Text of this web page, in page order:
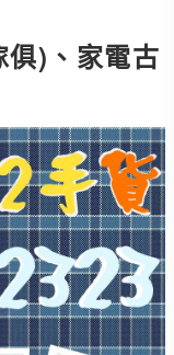
)、家電古